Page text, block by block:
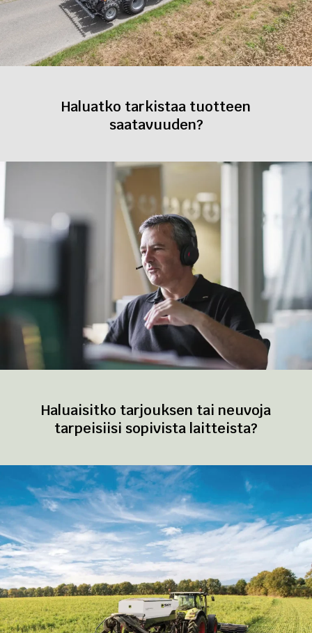
Haluatko tarkistaa tuotteen
saatavuuden?
Haluaisitko tarjouksen tai neuvoja
tarpeisiisi sopivista laitteista?